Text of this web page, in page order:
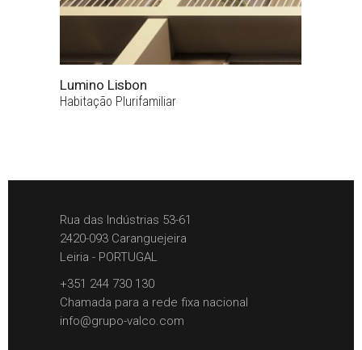
Lumino Lisbon
Habitação Plurifamiliar
Rua das Indústrias 53-61
2420-093 Caranguejeira
Leiria - PORTUGAL
+351 244 730 130
Chamada para a rede fixa nacional
info@grupo-valco.com